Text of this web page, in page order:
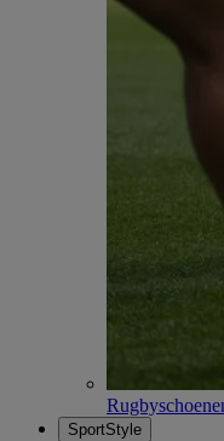
SportStyle